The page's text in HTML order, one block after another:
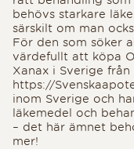
behövs starkare
särskilt om man
För den som söker
värdefullt att köpa
Xanax i Sverige
https://
inom Sverige och
läkemedel och
– det här ämnet
mer!